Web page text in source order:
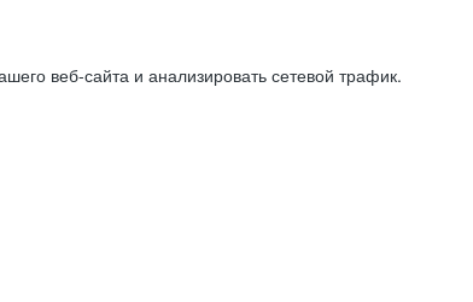
веб-сайта и анализировать сетевой трафик.